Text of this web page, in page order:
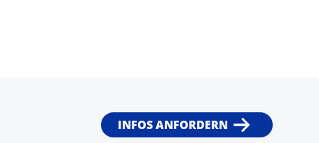
INFOS ANFORDERN